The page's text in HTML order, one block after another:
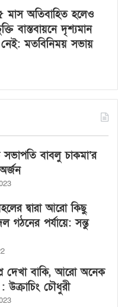
মাস অতিবাহিত হলেও
বাস্তবায়নে দৃশ্যমান
মতবিনিময় সভায়
সভাপতি বাবলু চাকমা’র
দ্বারা আরো কিছু
গঠনের পর্যায়ে: সন্তু
দেখা বাকি, আরো অনেক
উক্রাচিং চৌধুরী